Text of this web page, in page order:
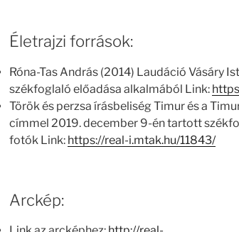
Életrajzi források:
Róna-Tas András (2014) Laudáció Vásáry
székfoglaló előadása alkalmából Link:
Török és perzsa írásbeliség Timur és a
címmel 2019. december 9-én tartott
fotók Link: https://real-i.mtak.hu/11843/
Arckép: